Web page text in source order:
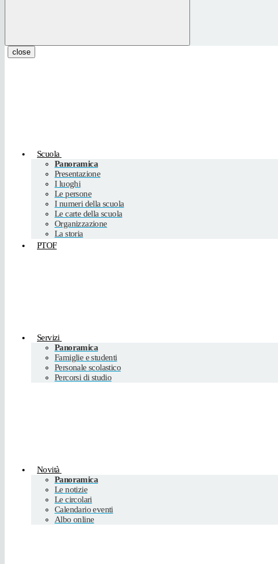
close
Scuola
Panoramica
Presentazione
I luoghi
Le persone
I numeri della scuola
Le carte della scuola
Organizzazione
La storia
PTOF
Servizi
Panoramica
Famiglie e studenti
Personale scolastico
Percorsi di studio
Novità
Panoramica
Le notizie
Le circolari
Calendario eventi
Albo online